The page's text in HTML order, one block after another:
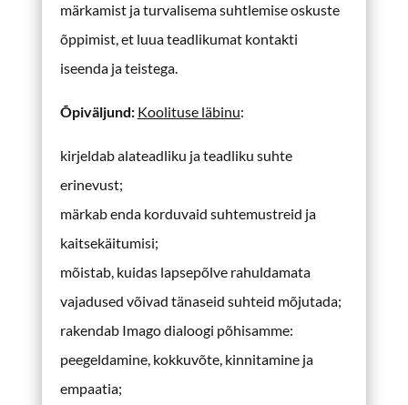
märkamist ja turvalisema suhtlemise oskuste
õppimist, et luua teadlikumat kontakti
iseenda ja teistega.
Õpiväljund: Koolituse läbinu:
kirjeldab alateadliku ja teadliku suhte
erinevust;
märkab enda korduvaid suhtemustreid ja
kaitsekäitumisi;
mõistab, kuidas lapsepõlve rahuldamata
vajadused võivad tänaseid suhteid mõjutada;
rakendab Imago dialoogi põhisamme:
peegeldamine, kokkuvõte, kinnitamine ja
empaatia;